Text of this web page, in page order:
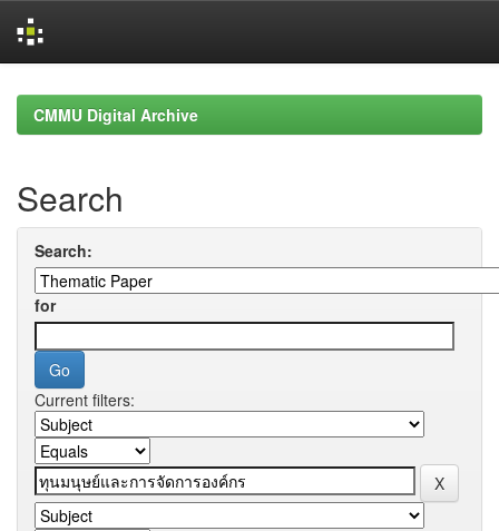
navigationCMMU Digital Archive
Search
Search:
for
Current filters: